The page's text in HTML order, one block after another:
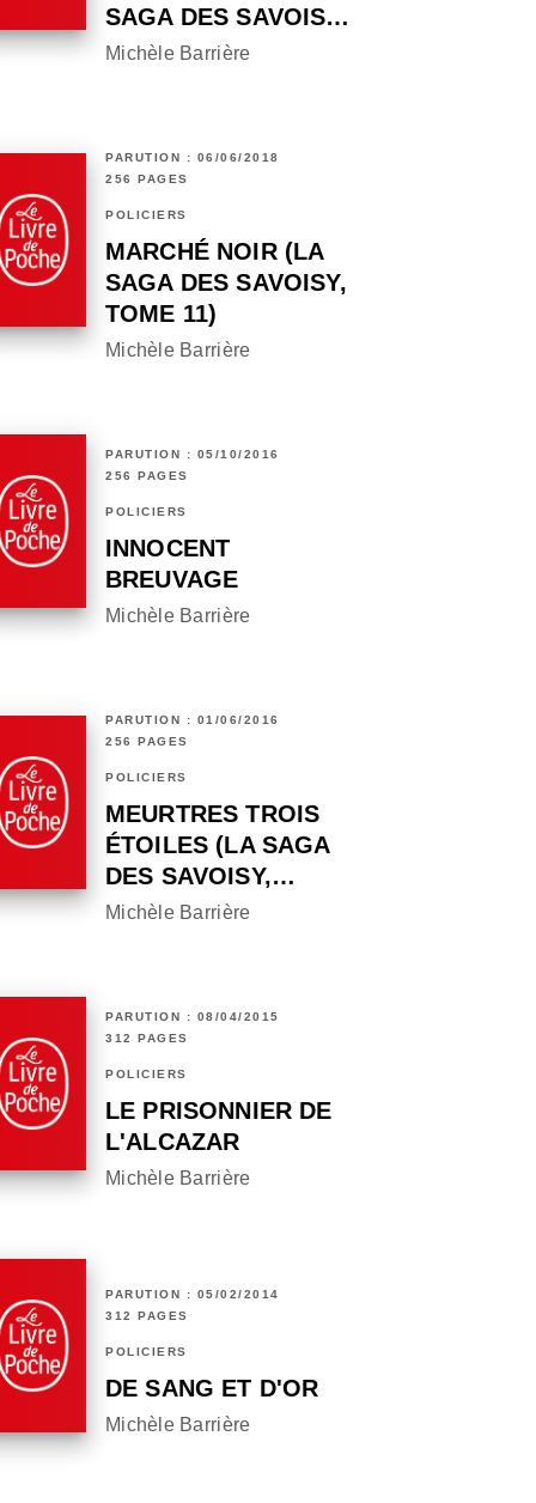
SAGA DES SAVOIS…
Michèle Barrière
PARUTION : 06/06/2018
256 PAGES
POLICIERS
MARCHÉ NOIR (LA
SAGA DES SAVOISY,
TOME 11)
Michèle Barrière
PARUTION : 05/10/2016
256 PAGES
POLICIERS
INNOCENT
BREUVAGE
Michèle Barrière
PARUTION : 01/06/2016
256 PAGES
POLICIERS
MEURTRES TROIS
ÉTOILES (LA SAGA
DES SAVOISY,…
Michèle Barrière
PARUTION : 08/04/2015
312 PAGES
POLICIERS
LE PRISONNIER DE
L'ALCAZAR
Michèle Barrière
PARUTION : 05/02/2014
312 PAGES
POLICIERS
DE SANG ET D'OR
Michèle Barrière